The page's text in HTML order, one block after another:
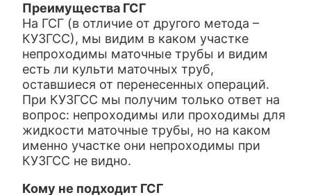
Преимущества ГСГ
На ГСГ (в отличие от другого метода –
КУЗГСС), мы видим в каком участке
непроходимы маточные трубы и видим
есть ли культи маточных труб,
оставшиеся от перенесенных операций.
При КУЗГСС мы получим только ответ на
вопрос: непроходимы или проходимы для
жидкости маточные трубы, но на каком
именно участке они непроходимы при
КУЗГСС не видно.
Кому не подходит ГСГ